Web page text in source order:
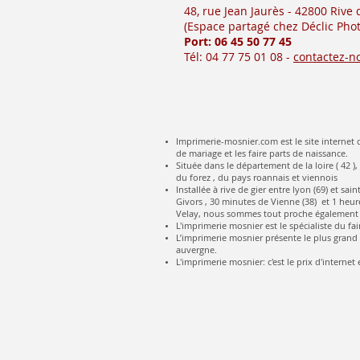
48, rue Jean Jaurès - 42800 Rive
(Espace partagé chez Déclic
Port: 06 45 50 77 45
Tél: 04 77 75 01 08 - contactez-
Imprimerie-mosnier.com est le site internet
de mariage et les faire parts de naissance.
Située dans le département de la loire ( 42
du forez , du pays roannais et viennois
Installée à rive de gier entre lyon (69) et
Givors , 30 minutes de Vienne (38) et 1
Velay, nous sommes tout proche
L'imprimerie mosnier est le spécialiste du
L’imprimerie mosnier présente le plus
auvergne.
L'imprimerie mosnier: c'est le prix d'internet